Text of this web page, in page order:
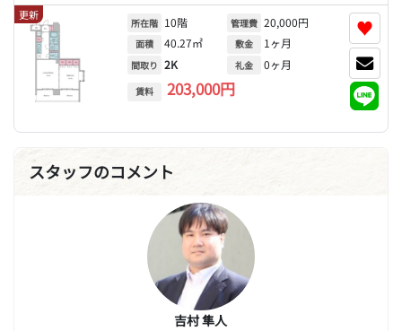
更新
所在階 10階
面積 40.27㎡
間取り 2K
賃料 203,000円
管理費 20,000円
敷金 1ヶ月
礼金 0ヶ月
♥
スタッフのコメント
吉村 隼人